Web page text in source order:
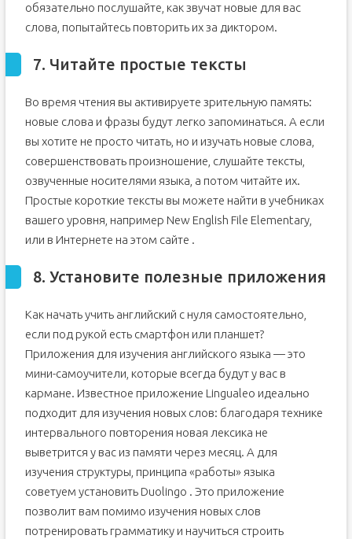
обязательно послушайте, как звучат новые для вас
слова, попытайтесь повторить их за диктором.
7. Читайте простые тексты
Во время чтения вы активируете зрительную память:
новые слова и фразы будут легко запоминаться. А если
вы хотите не просто читать, но и изучать новые слова,
совершенствовать произношение, слушайте тексты,
озвученные носителями языка, а потом читайте их.
Простые короткие тексты вы можете найти в учебниках
вашего уровня, например New English File Elementary,
или в Интернете на этом сайте .
8. Установите полезные приложения
Как начать учить английский с нуля самостоятельно,
если под рукой есть смартфон или планшет?
Приложения для изучения английского языка — это
мини-самоучители, которые всегда будут у вас в
кармане. Известное приложение Lingualeo идеально
подходит для изучения новых слов: благодаря технике
интервального повторения новая лексика не
выветрится у вас из памяти через месяц. А для
изучения структуры, принципа «работы» языка
советуем установить Duolingo . Это приложение
позволит вам помимо изучения новых слов
потренировать грамматику и научиться строить